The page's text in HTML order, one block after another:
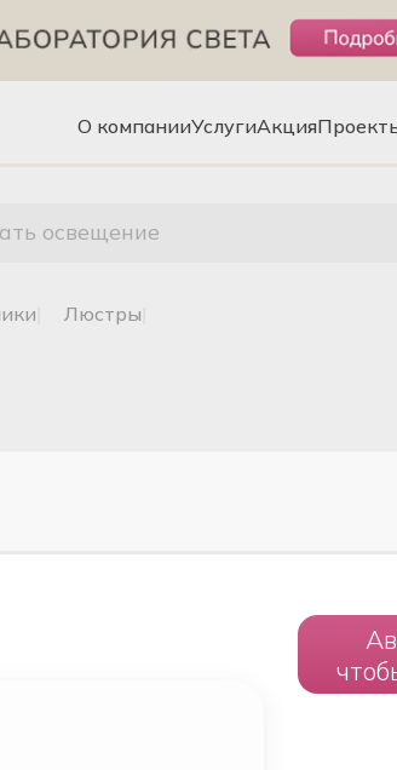
О компанииУслугиАкция
освещение
люстры